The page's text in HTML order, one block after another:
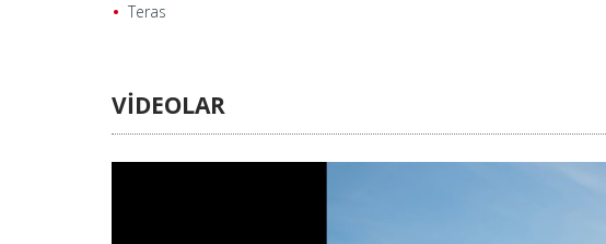
Teras
VİDEOLAR